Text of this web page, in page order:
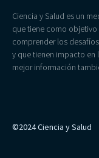
Ciencia y Salud es un
que tiene como objetivo
comprender los
y que tienen impacto en
mejor información
©2024 Ciencia y Salud